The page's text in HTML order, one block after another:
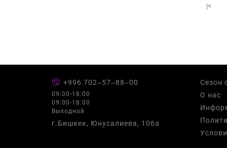
|<
+996 702‒57‒88‒00
09:00-18:00
09:00-18:00
Выходной
г.Бишкек, Юнусалиева, 106а
Сезон
О нас